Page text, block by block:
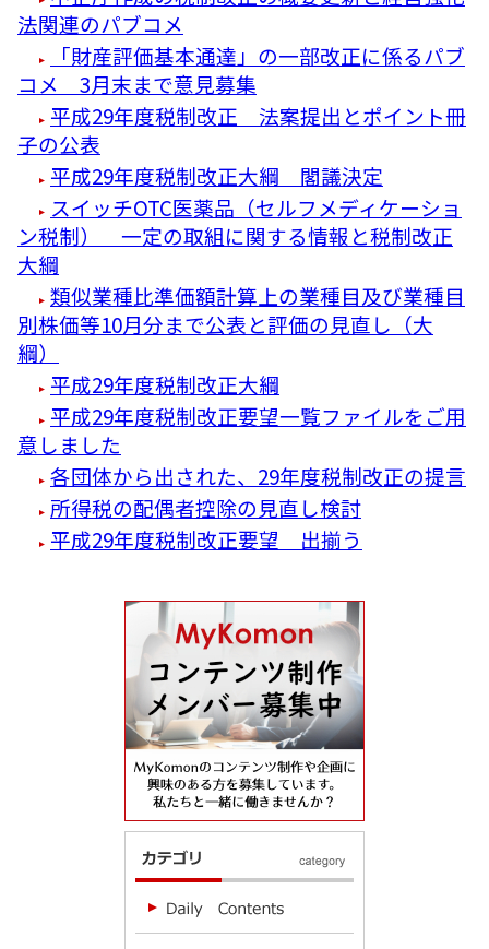
法関連のパブコメ
「財産評価基本通達」の一部改正に係るパブ
コメ 3月末まで意見募集
平成29年度税制改正 法案提出とポイント冊
子の公表
平成29年度税制改正大綱 閣議決定
スイッチOTC医薬品（セルフメディケーショ
ン税制） 一定の取組に関する情報と税制改正
大綱
類似業種比準価額計算上の業種目及び業種目
別株価等10月分まで公表と評価の見直し（大
綱）
平成29年度税制改正大綱
平成29年度税制改正要望一覧ファイルをご用
意しました
各団体から出された、29年度税制改正の提言
所得税の配偶者控除の見直し検討
平成29年度税制改正要望 出揃う